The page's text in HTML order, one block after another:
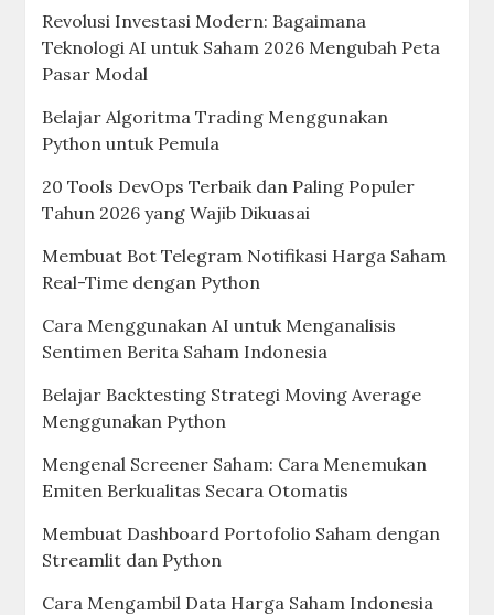
Revolusi Investasi Modern: Bagaimana
Teknologi AI untuk Saham 2026 Mengubah Peta
Pasar Modal
Belajar Algoritma Trading Menggunakan
Python untuk Pemula
20 Tools DevOps Terbaik dan Paling Populer
Tahun 2026 yang Wajib Dikuasai
Membuat Bot Telegram Notifikasi Harga Saham
Real-Time dengan Python
Cara Menggunakan AI untuk Menganalisis
Sentimen Berita Saham Indonesia
Belajar Backtesting Strategi Moving Average
Menggunakan Python
Mengenal Screener Saham: Cara Menemukan
Emiten Berkualitas Secara Otomatis
Membuat Dashboard Portofolio Saham dengan
Streamlit dan Python
Cara Mengambil Data Harga Saham Indonesia